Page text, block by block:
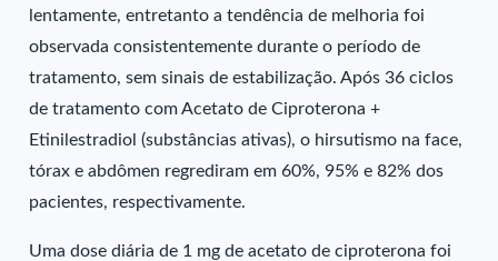
lentamente, entretanto a tendência de melhoria foi
observada consistentemente durante o período de
tratamento, sem sinais de estabilização. Após 36 ciclos
de tratamento com Acetato de Ciproterona +
Etinilestradiol (substâncias ativas), o hirsutismo na face,
tórax e abdômen regrediram em 60%, 95% e 82% dos
pacientes, respectivamente.
Uma dose diária de 1 mg de acetato de ciproterona foi